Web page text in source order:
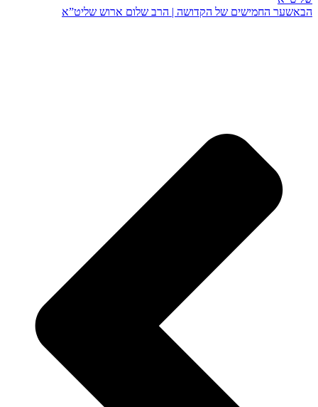
הבאשער החמישים של הקדושה | הרב שלום ארוש שליט”א